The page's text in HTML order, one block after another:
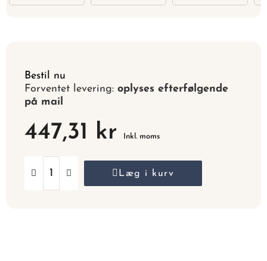
Bestil nu
Forventet levering: oplyses efterfølgende
på mail
447,31 kr Inkl. moms
Læg i kurv